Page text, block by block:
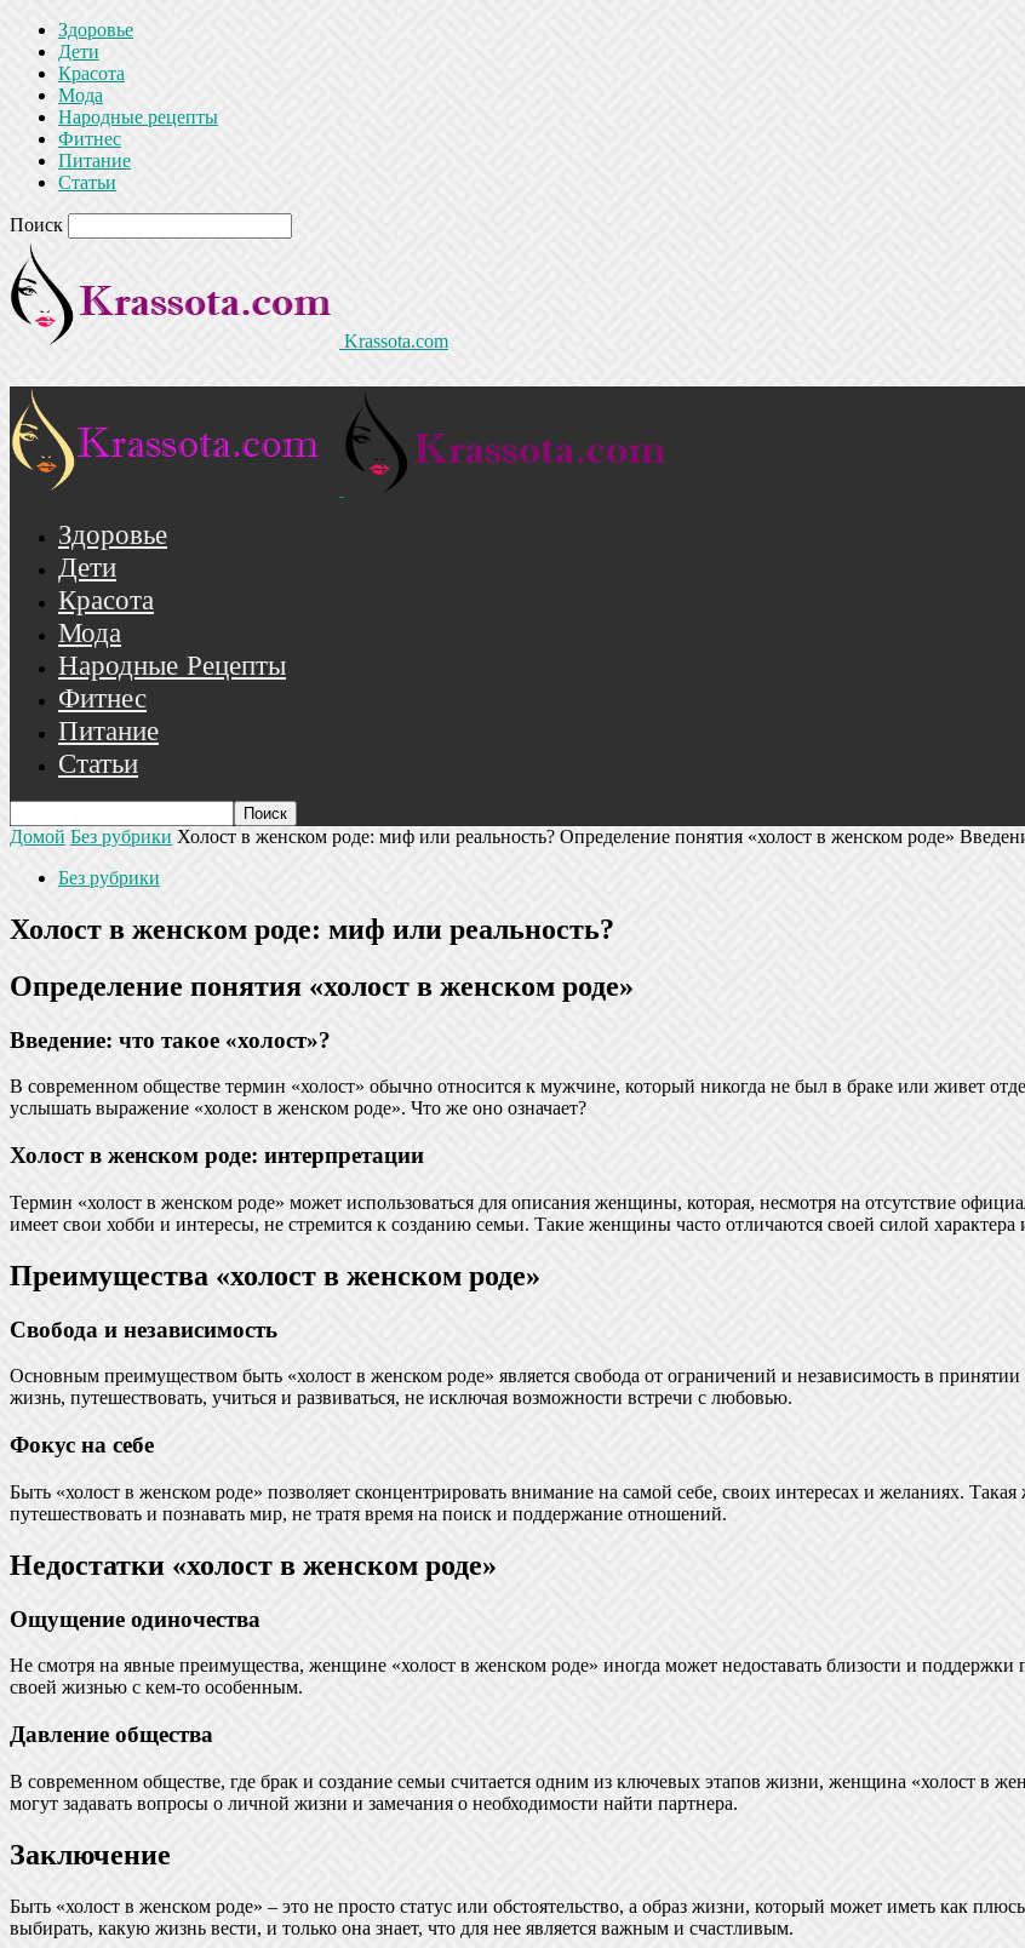
Здоровье
Дети
Красота
Мода
Народные рецепты
Фитнес
Питание
Статьи
Поиск
Krassota.com
Здоровье
Дети
Красота
Мода
Народные Рецепты
Фитнес
Питание
Статьи
Домой Без рубрики Холост в женском роде: миф или реальность? Определение понятия «холост в женском роде»
Без рубрики
Холост в женском роде: миф или реальность?
Определение понятия «холост в женском роде»
Введение: что такое «холост»?
В современном обществе термин «холост» обычно относится к мужчине, который никогда не был в браке или живет
услышать выражение «холост в женском роде». Что же оно означает?
Холост в женском роде: интерпретации
Термин «холост в женском роде» может использоваться для описания женщины, которая, несмотря на отсутствие
имеет свои хобби и интересы, не стремится к созданию семьи. Такие женщины часто отличаются своей силой характера
Преимущества «холост в женском роде»
Свобода и независимость
Основным преимуществом быть «холост в женском роде» является свобода от ограничений и независимость в
жизнь, путешествовать, учиться и развиваться, не исключая возможности встречи с любовью.
Фокус на себе
Быть «холост в женском роде» позволяет сконцентрировать внимание на самой себе, своих интересах и желаниях.
путешествовать и познавать мир, не тратя время на поиск и поддержание отношений.
Недостатки «холост в женском роде»
Ощущение одиночества
Не смотря на явные преимущества, женщине «холост в женском роде» иногда может недоставать близости и
своей жизнью с кем-то особенным.
Давление общества
В современном обществе, где брак и создание семьи считается одним из ключевых этапов жизни, женщина «холост в
могут задавать вопросы о личной жизни и замечания о необходимости найти партнера.
Заключение
Быть «холост в женском роде» – это не просто статус или обстоятельство, а образ жизни, который может иметь как
выбирать, какую жизнь вести, и только она знает, что для нее является важным и счастливым.